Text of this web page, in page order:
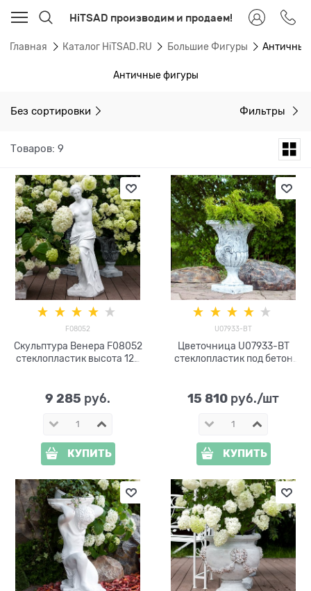
HiTSAD производим и продаем!
Главная Каталог HiTSAD.RU Большие Фигуры
Античные фигуры
Без сортировки Фильтры
Товаров: 9
F08052
Скульптура Венера F08052
стеклопластик высота 120
9 285 руб.
КУПИТЬ
U07933-BT
Цветочница U07933-BT
стеклопластик под бетон
15 810 руб./шт
КУПИТЬ